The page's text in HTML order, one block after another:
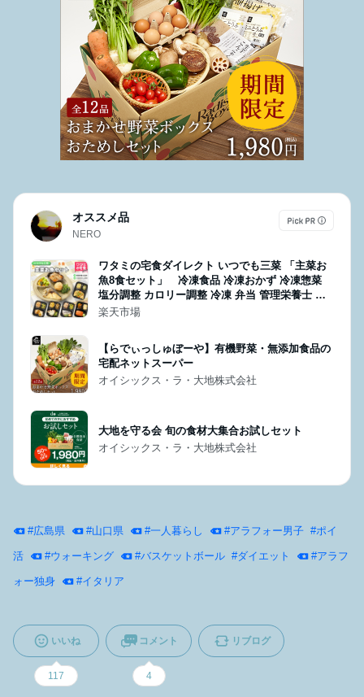
オススメ品
NERO
ワタミの宅食ダイレクト いつでも三菜 「主菜お
魚8食セット」 冷凍食品 冷凍おかず 冷凍惣菜
塩分調整 カロリー調整 冷凍 弁当 管理栄養士 宅
配弁当 管理栄養士による献立 レンジで簡単調理
楽天市場
【らでぃっしゅぼーや】有機野菜・無添加食品の
宅配ネットスーパー
オイシックス・ラ・大地株式会社
大地を守る会 旬の食材大集合お試しセット
オイシックス・ラ・大地株式会社
#広島県 #山口県 #一人暮らし #アラフォー男子 #ポイ
活 #ウォーキング #バスケットボール #ダイエット #アラフ
ォー独身 #イタリア
いいね
117
コメント
4
リブログ